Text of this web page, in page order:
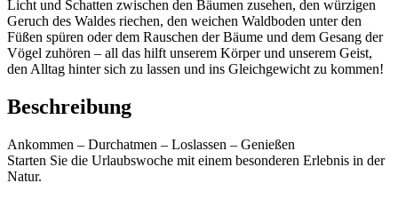
Licht und Schatten zwischen den Bäumen zusehen, den würzigen
Geruch des Waldes riechen, den weichen Waldboden unter den
Füßen spüren oder dem Rauschen der Bäume und dem Gesang der
Vögel zuhören – all das hilft unserem Körper und unserem Geist,
den Alltag hinter sich zu lassen und ins Gleichgewicht zu kommen!
Beschreibung
Ankommen – Durchatmen – Loslassen – Genießen
Starten Sie die Urlaubswoche mit einem besonderen Erlebnis in der
Natur.